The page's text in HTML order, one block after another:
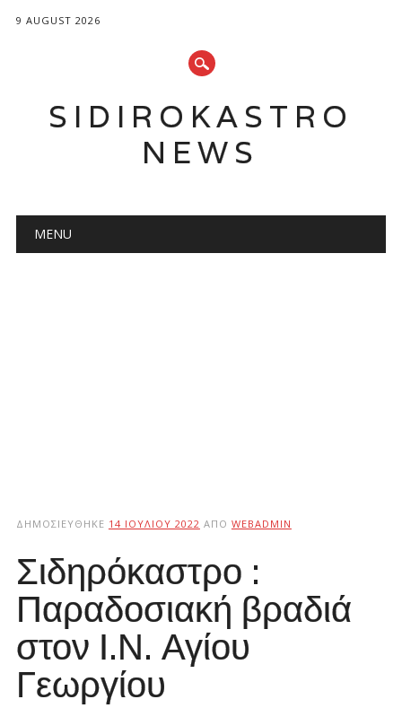
9 AUGUST 2026
SIDIROKASTRO
NEWS
Main menu
MENU
ΔΗΜΟΣΙΕΎΘΗΚΕ 14 ΙΟΥΛΊΟΥ 2022 ΑΠΌ WEBADMIN
Σιδηρόκαστρο :
Παραδοσιακή βραδιά
στον Ι.Ν. Αγίου
Γεωργίου